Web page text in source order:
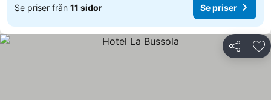
Se priser från 11 sidor Se priser
Dela